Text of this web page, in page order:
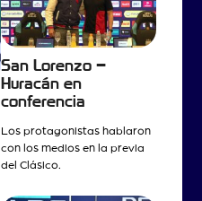
San Lorenzo –
Huracán en
conferencia
Los protagonistas hablaron
con los medios en la previa
del Clásico.